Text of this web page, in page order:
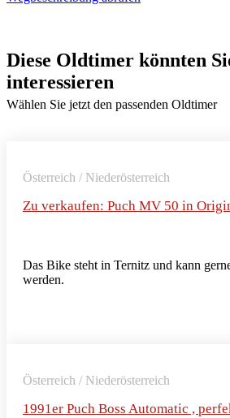
Diese Oldtimer könnten
interessieren
Wählen Sie jetzt den passenden Oldtimer
Österreich / Niederösterreich
Zu verkaufen: Puch MV 50 in
Das Bike steht in Ternitz und kann
werden.
Österreich / Niederösterreich
1991er Puch Boss Automatic ,